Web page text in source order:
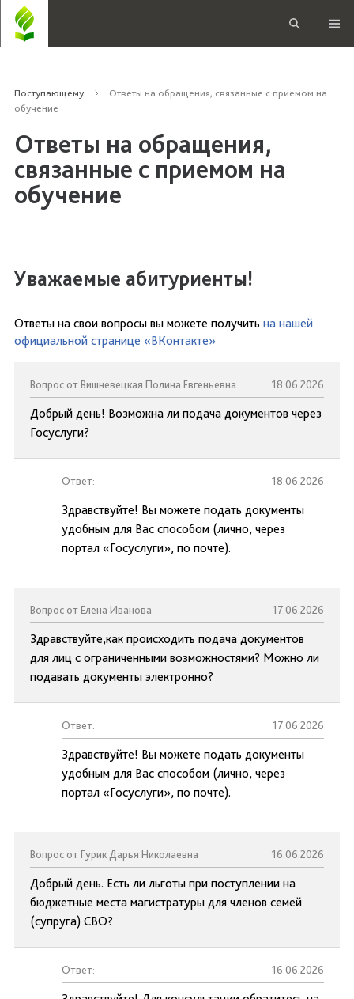
Поступающему
Ответы на обращения, связанные с приемом на
обучение
Ответы на обращения,
связанные с приемом на
обучение
Уважаемые абитуриенты!
Ответы на свои вопросы вы можете получить на нашей
официальной странице «ВКонтакте»
Вопрос от Вишневецкая Полина Евгеньевна 18.06.2026
Добрый день! Возможна ли подача документов через
Госуслуги?
Ответ: 18.06.2026
Здравствуйте! Вы можете подать документы
удобным для Вас способом (лично, через
портал «Госуслуги», по почте).
Вопрос от Елена Иванова 17.06.2026
Здравствуйте,как происходить подача документов
для лиц с ограниченными возможностями? Можно ли
подавать документы электронно?
Ответ: 17.06.2026
Здравствуйте! Вы можете подать документы
удобным для Вас способом (лично, через
портал «Госуслуги», по почте).
Вопрос от Гурик Дарья Николаевна 16.06.2026
Добрый день. Есть ли льготы при поступлении на
бюджетные места магистратуры для членов семей
(супруга) СВО?
Ответ: 16.06.2026